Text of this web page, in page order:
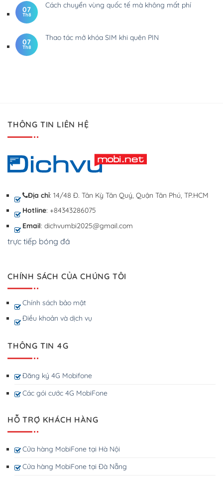
07
Th8
Cách chuyển vùng quốc tế mà không mất phí
07
Th8
Thao tác mở khóa SIM khi quên PIN
THÔNG TIN LIÊN HỆ
Địa chỉ: 14/48 Đ. Tân Kỳ Tân Quý, Quận Tân Phú, TP.HCM
Hotline: +84343286075
Email: dichvumbi2025@gmail.com
trực tiếp bóng đá
CHÍNH SÁCH CỦA CHÚNG TÔI
Chính sách bảo mật
Điều khoản và dịch vụ
THÔNG TIN 4G
Đăng ký 4G Mobifone
Các gói cước 4G MobiFone
HỖ TRỢ KHÁCH HÀNG
Cửa hàng MobiFone tại Hà Nội
Cửa hàng MobiFone tại Đà Nẵng